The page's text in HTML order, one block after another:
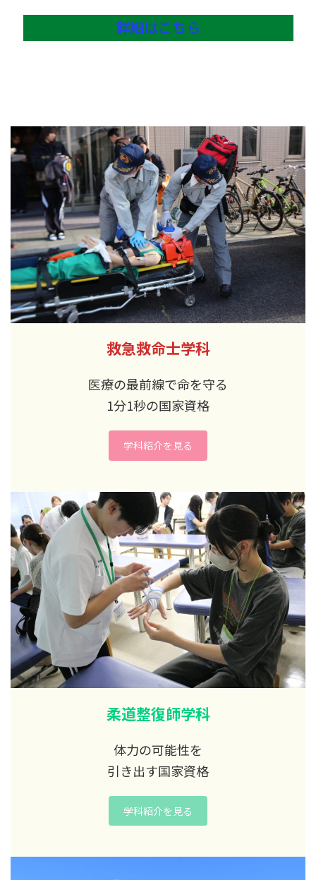
詳細はこちら
救急救命士学科
医療の最前線で命を守る
1分1秒の国家資格
学科紹介を見る
柔道整復師学科
体力の可能性を
引き出す国家資格
学科紹介を見る